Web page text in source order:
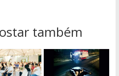
também